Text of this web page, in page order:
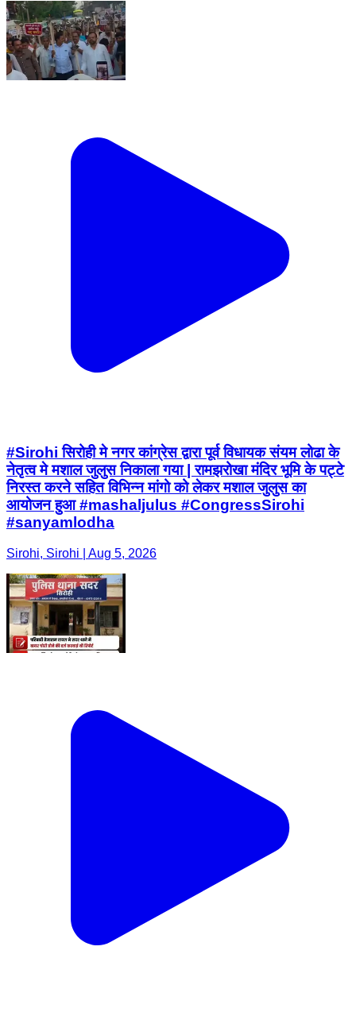
#Sirohi सिरोही मे नगर कांग्रेस द्वारा पूर्व विधायक संयम लोढा के
नेतृत्व मे मशाल जुलुस निकाला गया | रामझरोखा मंदिर भूमि के पट्टे
निरस्त करने सहित विभिन्न मांगो को लेकर मशाल जुलुस का
आयोजन हुआ #mashaljulus #CongressSirohi
#sanyamlodha
Sirohi, Sirohi | Aug 5, 2026